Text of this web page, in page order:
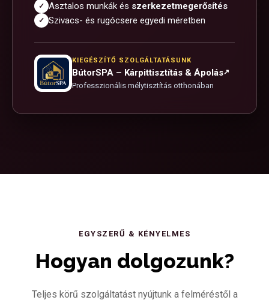
✓ Asztalos munkák és szerkezetmegerősítés
✓ Szivacs- és rugócsere egyedi méretben
KIEGÉSZÍTŐ SZOLGÁLTATÁSUNK
BútorSPA – Kárpittisztítás & Ápolás↗
Professzionális mélytisztítás otthonában
EGYSZERŰ & KÉNYELMES
Hogyan dolgozunk?
Teljes körű szolgáltatást nyújtunk a felméréstől a